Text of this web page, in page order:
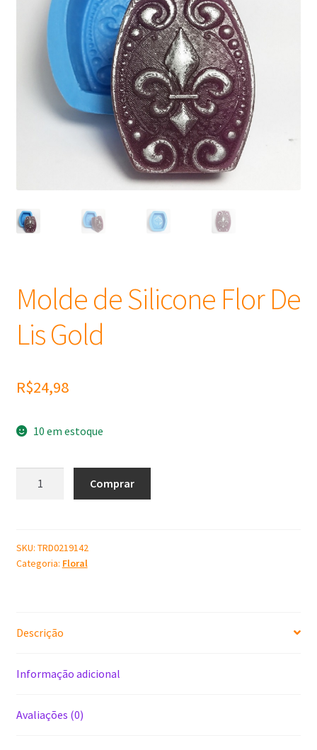
Extratos
Matéria Prima
Corante, Pigmento e Óxido
Óleos
Molde de Silicone Flor De
Lis Gold
R$24,98
10 em estoque
De
Lis
Comprar
SKU: TRD0219142
Categoria: Floral
Descrição
Informação adicional
Avaliações (0)